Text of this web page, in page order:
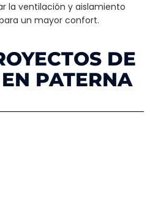
la ventilación y aislamiento
un mayor confort.
DE
PATERNA